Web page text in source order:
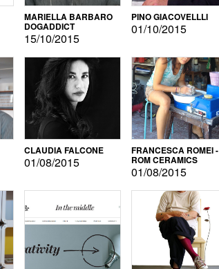
MARIELLA BARBARO
DOGADDICT
15/10/2015
PINO GIACOVELLLI
01/10/2015
CLAUDIA FALCONE
01/08/2015
FRANCESCA ROMEI -
ROM CERAMICS
01/08/2015